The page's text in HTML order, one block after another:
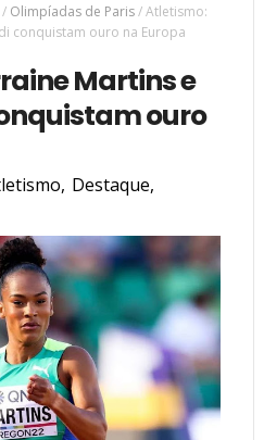
/ Olimpíadas de Paris/Atletismo:
conquistam ouro na Europa
Martins e
ouro
, Destaque,